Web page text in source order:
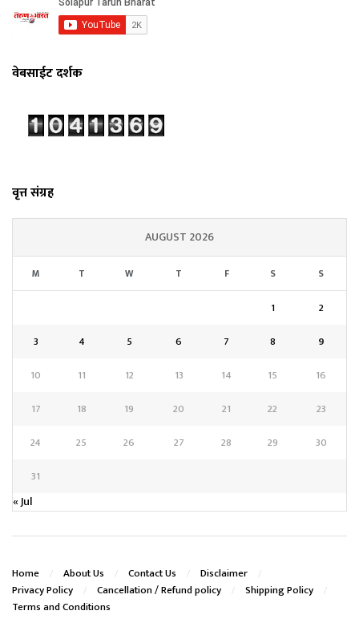
वेबसाईट दर्शक
वृत्त संग्रह
AUGUST 2026
M T W T F S S
1
2
3
4 5 6 7 8
9
10
11 12 13 14 15
16
17
18 19 20 21 22
23
24
25 26 27 28 29
30
31
« Jul
Home About Us Contact Us
Disclaimer
Privacy Policy
Cancellation / Refund policy
Shipping Policy
Terms and Conditions